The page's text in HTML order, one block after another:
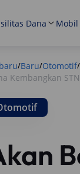
Dana Mobil
/Baru/Otomotif/
Kembangkan